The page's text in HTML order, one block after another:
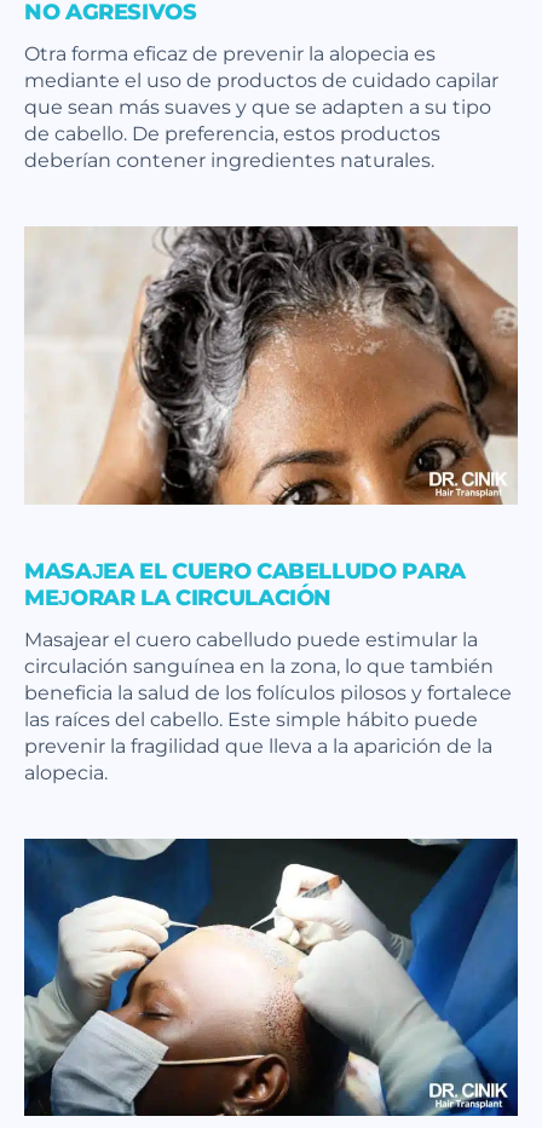
NO AGRESIVOS
Otra forma eficaz de prevenir la alopecia es
mediante el uso de productos de cuidado capilar
que sean más suaves y que se adapten a su tipo
de cabello. De preferencia, estos productos
deberían contener ingredientes naturales.
MASAJEA EL CUERO CABELLUDO PARA
MEJORAR LA CIRCULACIÓN
Masajear el cuero cabelludo puede estimular la
circulación sanguínea en la zona, lo que también
beneficia la salud de los folículos pilosos y fortalece
las raíces del cabello. Este simple hábito puede
prevenir la fragilidad que lleva a la aparición de la
alopecia.